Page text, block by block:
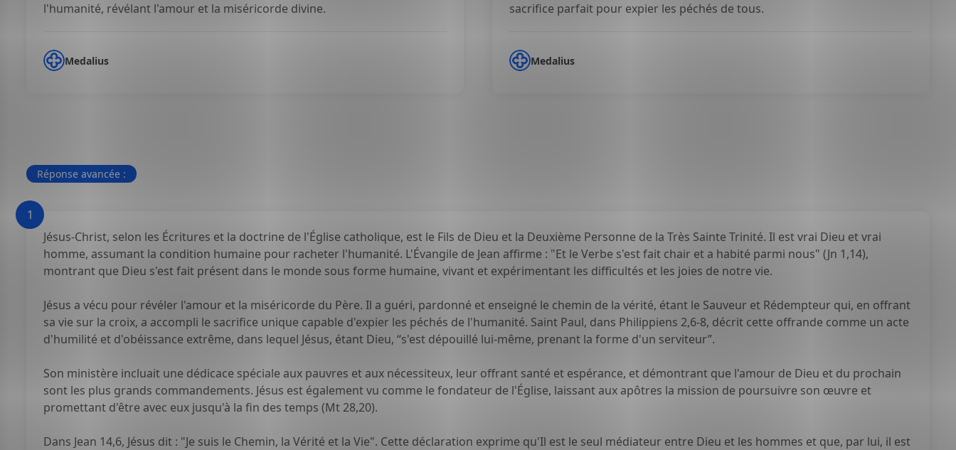
l'humanité, révélant l'amour et la miséricorde divine.
Medalius
sacrifice parfait pour expier les péchés de tous.
Medalius
Réponse avancée :
1
Jésus-Christ, selon les Écritures et la doctrine de l'Église catholique, est le Fils de Dieu et la Deuxième Personne de la Très Sainte Trinité. Il est vrai Dieu et vrai
homme, assumant la condition humaine pour racheter l'humanité. L'Évangile de Jean affirme : "Et le Verbe s'est fait chair et a habité parmi nous" (Jn 1,14),
montrant que Dieu s'est fait présent dans le monde sous forme humaine, vivant et expérimentant les difficultés et les joies de notre vie.
Jésus a vécu pour révéler l'amour et la miséricorde du Père. Il a guéri, pardonné et enseigné le chemin de la vérité, étant le Sauveur et Rédempteur qui, en offrant
sa vie sur la croix, a accompli le sacrifice unique capable d'expier les péchés de l'humanité. Saint Paul, dans Philippiens 2,6-8, décrit cette offrande comme un acte
d'humilité et d'obéissance extrême, dans lequel Jésus, étant Dieu, “s'est dépouillé lui-même, prenant la forme d'un serviteur”.
Son ministère incluait une dédicace spéciale aux pauvres et aux nécessiteux, leur offrant santé et espérance, et démontrant que l'amour de Dieu et du prochain
sont les plus grands commandements. Jésus est également vu comme le fondateur de l'Église, laissant aux apôtres la mission de poursuivre son œuvre et
promettant d'être avec eux jusqu'à la fin des temps (Mt 28,20).
Dans Jean 14,6, Jésus dit : "Je suis le Chemin, la Vérité et la Vie". Cette déclaration exprime qu'Il est le seul médiateur entre Dieu et les hommes et que, par lui, il est